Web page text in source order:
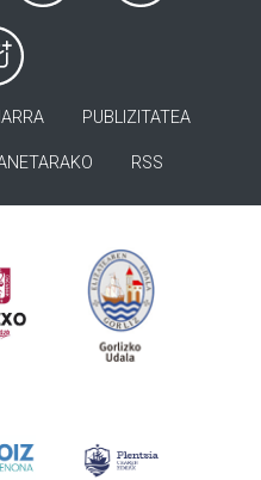
PUBLIZITATEA
RSS